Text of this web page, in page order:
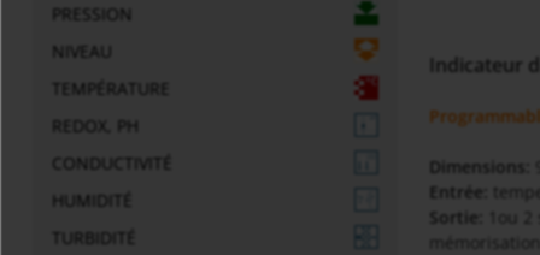
PRESSION
NIVEAU
TEMPÉRATURE
REDOX, PH
CONDUCTIVITÉ
HUMIDITÉ
TURBIDITÉ
Indicateur
Dimensions:
Entrée:
Sortie:
1ou